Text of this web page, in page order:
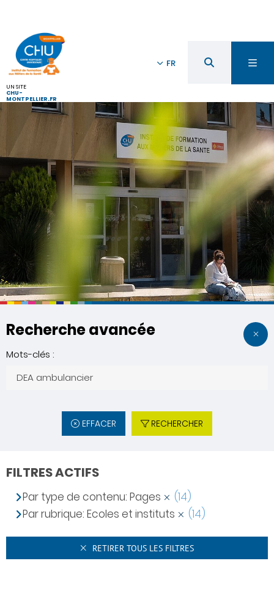
UN SITE
CHU-
MONTPELLIER.FR
FR
Recherche avancée
Mots-clés :
EFFACER RECHERCHER
FILTRES ACTIFS
Par type de contenu: Pages
(14)
Par rubrique: Ecoles et instituts
(14)
RETIRER TOUS LES FILTRES